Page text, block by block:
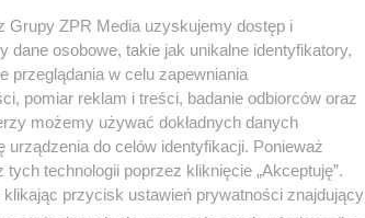
odniosły w zdarzeniu
Grupy ZPR Media uzyskujemy dostęp i
osobowe, takie jak unikalne identyfikatory,
przeglądania w celu zapewniania
pomiar reklam i treści, badanie odbiorców oraz
możemy używać dokładnych danych
do celów identyfikacji. Ponieważ
technologii poprzez kliknięcie „Akceptuję”.
przycisk ustawień prywatności znajdujący